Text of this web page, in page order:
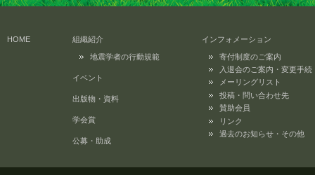
HOME 組織紹介
地震学者の行動規範
イベント
出版物・資料
学会賞
公募・助成
インフォメーション
寄付制度のご案内
入退会のご案内・変更手続
メーリングリスト
投稿・問い合わせ先
賛助会員
リンク
過去のお知らせ・その他